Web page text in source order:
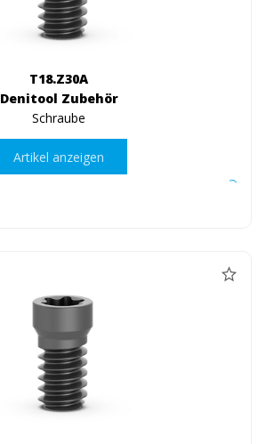
T18.Z30A
Denitool Zubehör
Schraube
Artikel anzeigen